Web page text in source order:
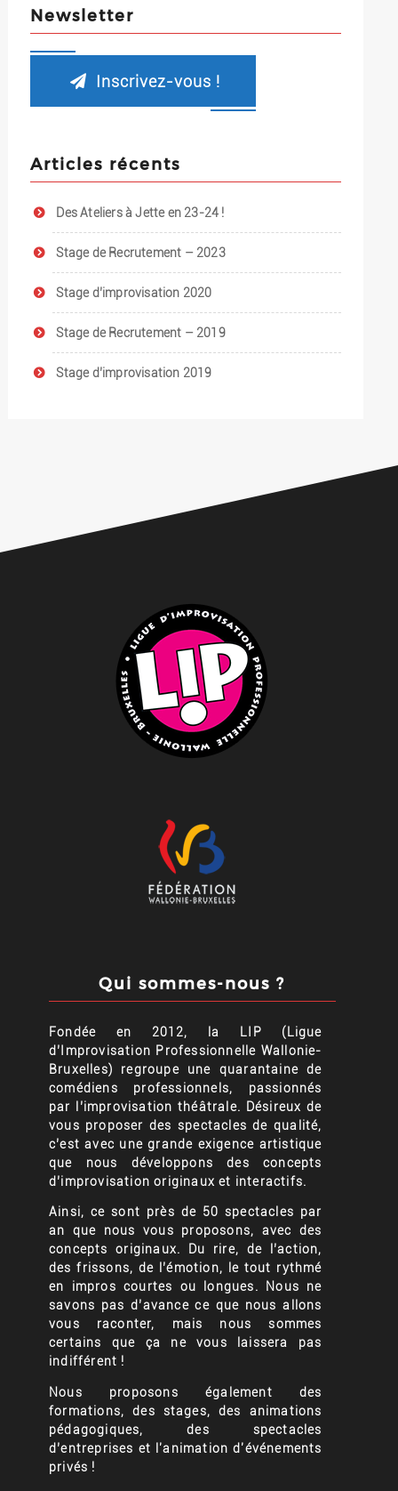
Newsletter
Inscrivez-vous !
Articles récents
Des Ateliers à Jette en 23-24 !
Stage de Recrutement – 2023
Stage d’improvisation 2020
Stage de Recrutement – 2019
Stage d’improvisation 2019
Qui sommes-nous ?
Fondée en 2012, la LIP (Ligue
d’Improvisation Professionnelle Wallonie-
Bruxelles) regroupe une quarantaine de
comédiens professionnels, passionnés
par l’improvisation théâtrale. Désireux de
vous proposer des spectacles de qualité,
c’est avec une grande exigence artistique
que nous développons des concepts
d’improvisation originaux et interactifs.
Ainsi, ce sont près de 50 spectacles par
an que nous vous proposons, avec des
concepts originaux. Du rire, de l’action,
des frissons, de l’émotion, le tout rythmé
en impros courtes ou longues. Nous ne
savons pas d’avance ce que nous allons
vous raconter, mais nous sommes
certains que ça ne vous laissera pas
indifférent !
Nous proposons également des
formations, des stages, des animations
pédagogiques, des spectacles
d’entreprises et l'animation d'événements
privés !